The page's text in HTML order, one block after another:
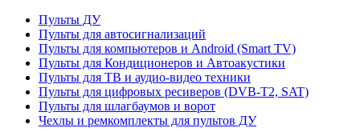
Пульты ДУ
Пульты для автосигнализаций
Пульты для компьютеров и Android (Smart TV)
Пульты для Кондиционеров и Автоакустики
Пульты для ТВ и аудио-видео техники
Пульты для цифровых ресиверов (DVB-T2, SAT)
Пульты для шлагбаумов и ворот
Чехлы и ремкомплекты для пультов ДУ